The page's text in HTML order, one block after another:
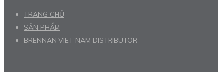
TRANG CHỦ
SẢN PHẨM
BRENNAN VIET NAM DISTRIBUTOR